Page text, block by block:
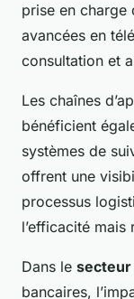
prise en charge
avancées en
consultation et
Les chaînes
bénéficient
systèmes de
offrent une
processus
l’efficacité mais
Dans le secteur
bancaires,